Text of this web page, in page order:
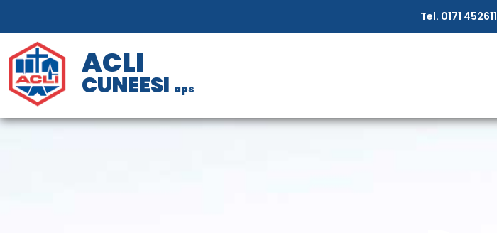
Tel. 0171 452611
ACLI
CUNEESI aps